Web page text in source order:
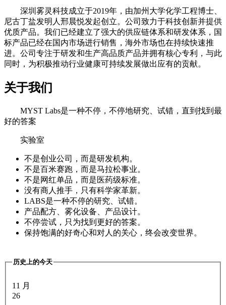
深圳雾灵科技成立于2019年，由加州大学化学工程博士、
尼古丁盐发明人邢晨悦发起创立。公司致力于科技创新并提供
优质产品。我们已经建立了强大的供应链体系和研发体系，国
标产品已经在国内市场进行销售，海外市场也在持续快速推
进。公司专注于研发和生产高品质产品并拥有核心专利，与此
同时，为积极推动行业健康可持续发展做出应有的贡献。
关于我们
MYST Labs是一种不停，不停地研究、试错，直到找到最
好的答案
实验室
不是创业公司，而是研发机构。
不是百米赛跑，而是马拉松事业。
不是网红单品，而是医药级标准。
没有商人推手，只有科学家革新。
LABS是一种不停的研究、试错。
产品配方、雾化设备、产品设计。
不停尝试，只为找到更好的答案。
保持饱满的好奇心和对人的关心，终会改变世界。
历史上的今天
11 月
26